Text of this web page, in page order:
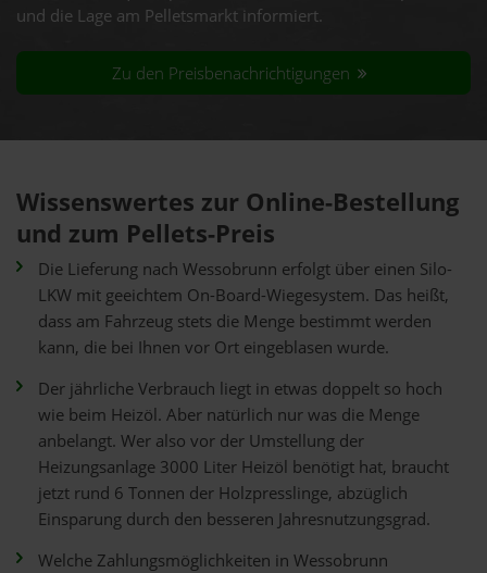
und die Lage am Pelletsmarkt informiert.
Zu den Preisbenachrichtigungen
Wissenswertes zur Online-Bestellung
und zum Pellets-Preis
Die Lieferung nach Wessobrunn erfolgt über einen Silo-
LKW mit geeichtem On-Board-Wiegesystem. Das heißt,
dass am Fahrzeug stets die Menge bestimmt werden
kann, die bei Ihnen vor Ort eingeblasen wurde.
Der jährliche Verbrauch liegt in etwas doppelt so hoch
wie beim Heizöl. Aber natürlich nur was die Menge
anbelangt. Wer also vor der Umstellung der
Heizungsanlage 3000 Liter Heizöl benötigt hat, braucht
jetzt rund 6 Tonnen der Holzpresslinge, abzüglich
Einsparung durch den besseren Jahresnutzungsgrad.
Welche Zahlungsmöglichkeiten in Wessobrunn